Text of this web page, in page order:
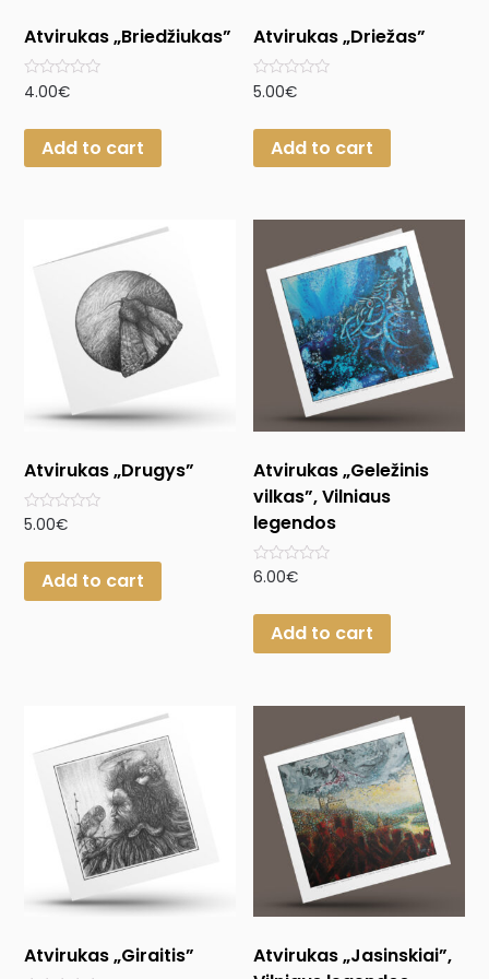
Atvirukas „Briedžiukas”
Rated
0
of
4.00€
Add to cart
Atvirukas „Driežas”
Rated
0
of
5.00€
Add to cart
Atvirukas „Drugys”
Rated
of
5.00€
Add to cart
Atvirukas „Geležinis
vilkas”, Vilniaus
legendos
Rated
of
6.00€
Add to cart
Atvirukas „Giraitis”
Atvirukas „Jasinskiai”,